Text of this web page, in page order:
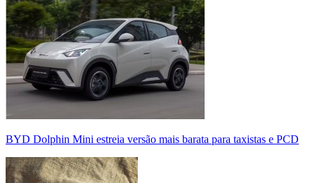
BYD Dolphin Mini estreia versão mais barata para taxistas e PCD